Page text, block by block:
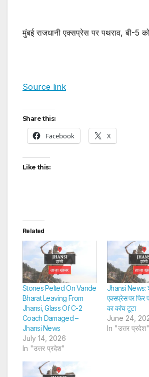
मुंबई राजधानी एक्सप्रेस पर पथराव, बी-5
Source link
Share this:
Facebook X
Like this:
Related
Stones Pelted On Vande
Bharat Leaving From
Jhansi, Glass Of C-2
Coach Damaged –
Jhansi News
July 14, 2026
In "उत्तर प्रदेश"
Jhansi News:
एक्सप्रेस पर फिर
का कांच टूटा
June 24,
In "उत्तर प्रदेश"